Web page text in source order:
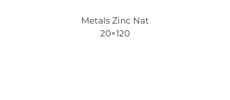
Metals Zinc Nat
20×120